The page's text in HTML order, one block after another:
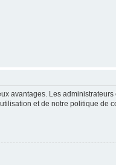
avantages. Les
et de notre politique